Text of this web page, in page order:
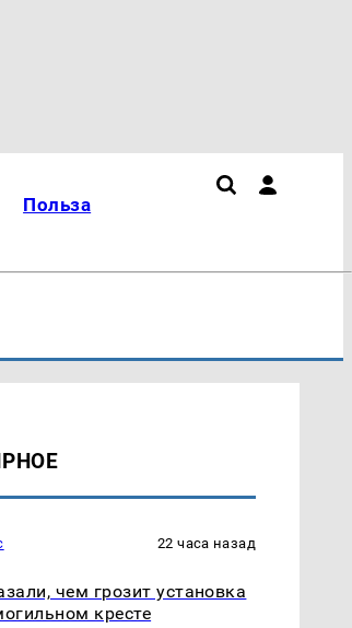
Польза
22 часа назад
чем грозит установка
кресте